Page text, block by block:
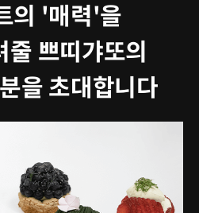
의 '매력'을
쁘띠갸또의
을 초대합니다